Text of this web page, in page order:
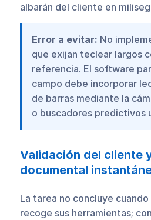
albarán del cliente en
Error a evitar: No
que exijan teclear largos
referencia. El software
campo debe incorporar
de barras mediante la
o buscadores predictivos
Validación del cliente
documental
La tarea no concluye
recoge sus herramientas;